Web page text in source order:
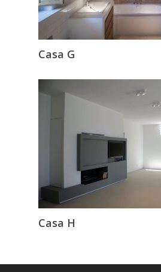
Casa G
Casa H